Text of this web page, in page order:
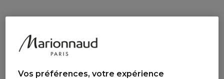
Vos préférences, votre expérience